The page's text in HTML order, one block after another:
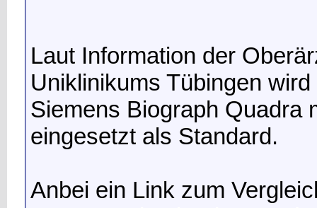
Laut Information der
Uniklinikums Tübingen
Siemens Biograph Quadra
eingesetzt als Standard.
Anbei ein Link zum